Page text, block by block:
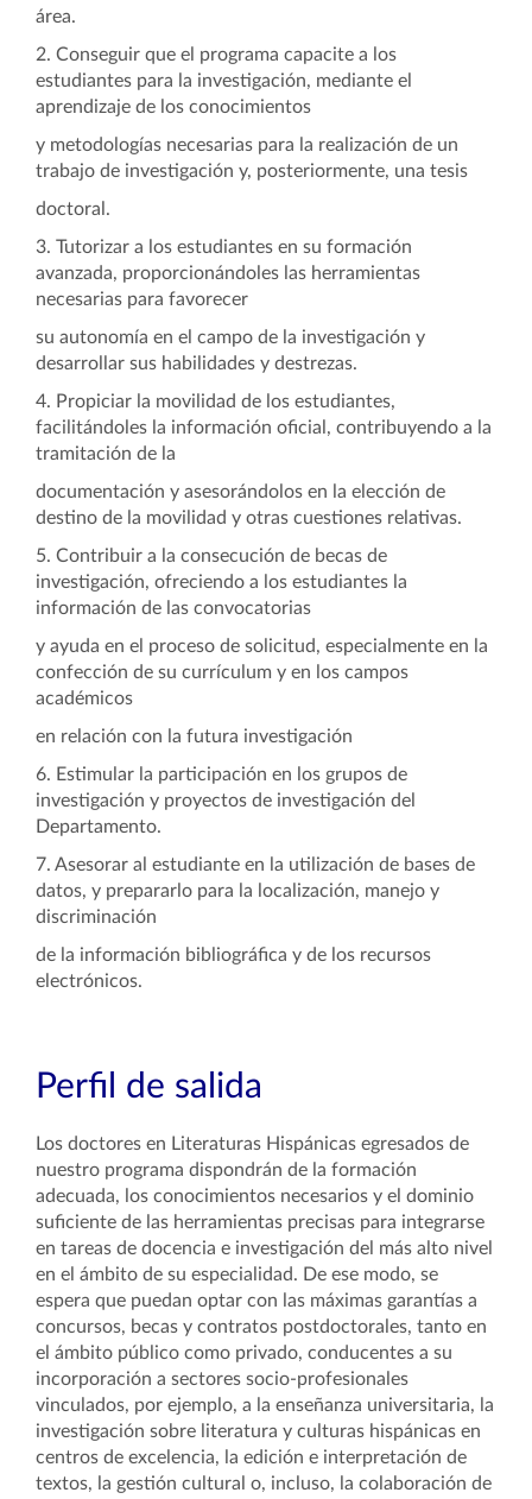
área.
2. Conseguir que el programa capacite a los
estudiantes para la investigación, mediante el
aprendizaje de los conocimientos
y metodologías necesarias para la realización de un
trabajo de investigación y, posteriormente, una tesis
doctoral.
3. Tutorizar a los estudiantes en su formación
avanzada, proporcionándoles las herramientas
necesarias para favorecer
su autonomía en el campo de la investigación y
desarrollar sus habilidades y destrezas.
4. Propiciar la movilidad de los estudiantes,
facilitándoles la información oficial, contribuyendo a la
tramitación de la
documentación y asesorándolos en la elección de
destino de la movilidad y otras cuestiones relativas.
5. Contribuir a la consecución de becas de
investigación, ofreciendo a los estudiantes la
información de las convocatorias
y ayuda en el proceso de solicitud, especialmente en la
confección de su currículum y en los campos
académicos
en relación con la futura investigación
6. Estimular la participación en los grupos de
investigación y proyectos de investigación del
Departamento.
7. Asesorar al estudiante en la utilización de bases de
datos, y prepararlo para la localización, manejo y
discriminación
de la información bibliográfica y de los recursos
electrónicos.
Perfil de salida
Los doctores en Literaturas Hispánicas egresados de
nuestro programa dispondrán de la formación
adecuada, los conocimientos necesarios y el dominio
suficiente de las herramientas precisas para integrarse
en tareas de docencia e investigación del más alto nivel
en el ámbito de su especialidad. De ese modo, se
espera que puedan optar con las máximas garantías a
concursos, becas y contratos postdoctorales, tanto en
el ámbito público como privado, conducentes a su
incorporación a sectores socio-profesionales
vinculados, por ejemplo, a la enseñanza universitaria, la
investigación sobre literatura y culturas hispánicas en
centros de excelencia, la edición e interpretación de
textos, la gestión cultural o, incluso, la colaboración de